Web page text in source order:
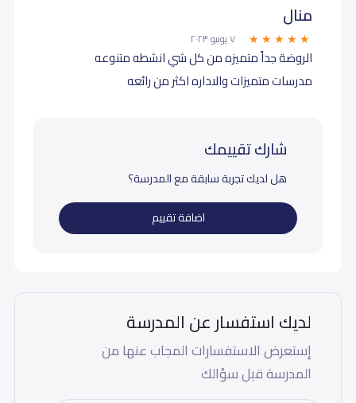
منال
٧ يونيو ٢٠٢٣
الروضة جداً متميزه من كل شي انشطه متنوعه
مدرسات متميزات والاداره اكثر من رائعه
شارك تقييمك
هل لديك تجربة سابقة مع المدرسة؟
اضافة تقييم
لديك استفسار عن المدرسة
إستعرض الاستفسارات المجاب عنها من
المدرسة قبل سؤالك